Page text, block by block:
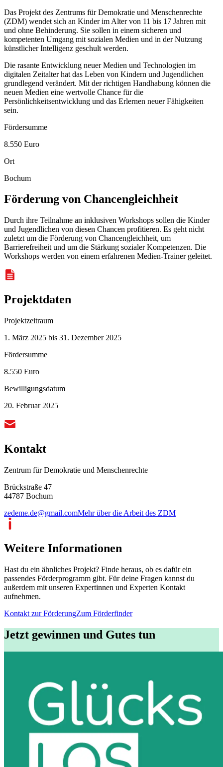
Das Projekt des Zentrums für Demokratie und Menschenrechte
(ZDM) wendet sich an Kinder im Alter von 11 bis 17 Jahren mit
und ohne Behinderung. Sie sollen in einem sicheren und
kompetenten Umgang mit sozialen Medien und in der Nutzung
künstlicher Intelligenz geschult werden.
Die rasante Entwicklung neuer Medien und Technologien im
digitalen Zeitalter hat das Leben von Kindern und Jugendlichen
grundlegend verändert. Mit der richtigen Handhabung können die
neuen Medien eine wertvolle Chance für die
Persönlichkeitsentwicklung und das Erlernen neuer Fähigkeiten
sein.
Fördersumme
8.550 Euro
Ort
Bochum
Förderung von Chancengleichheit
Durch ihre Teilnahme an inklusiven Workshops sollen die Kinder
und Jugendlichen von diesen Chancen profitieren. Es geht nicht
zuletzt um die Förderung von Chancengleichheit, um
Barrierefreiheit und um die Stärkung sozialer Kompetenzen. Die
Workshops werden von einem erfahrenen Medien-Trainer geleitet.
Projektdaten
Projektzeitraum
1. März 2025 bis 31. Dezember 2025
Fördersumme
8.550 Euro
Bewilligungsdatum
20. Februar 2025
Kontakt
Zentrum für Demokratie und Menschenrechte
Brückstraße 47
44787 Bochum
zedeme.de@gmail.comMehr über die Arbeit des ZDM
Weitere Informationen
Hast du ein ähnliches Projekt? Finde heraus, ob es dafür ein
passendes Förderprogramm gibt. Für deine Fragen kannst du
außerdem mit unseren Expertinnen und Experten Kontakt
aufnehmen.
Kontakt zur FörderungZum Förderfinder
Jetzt gewinnen und Gutes tun